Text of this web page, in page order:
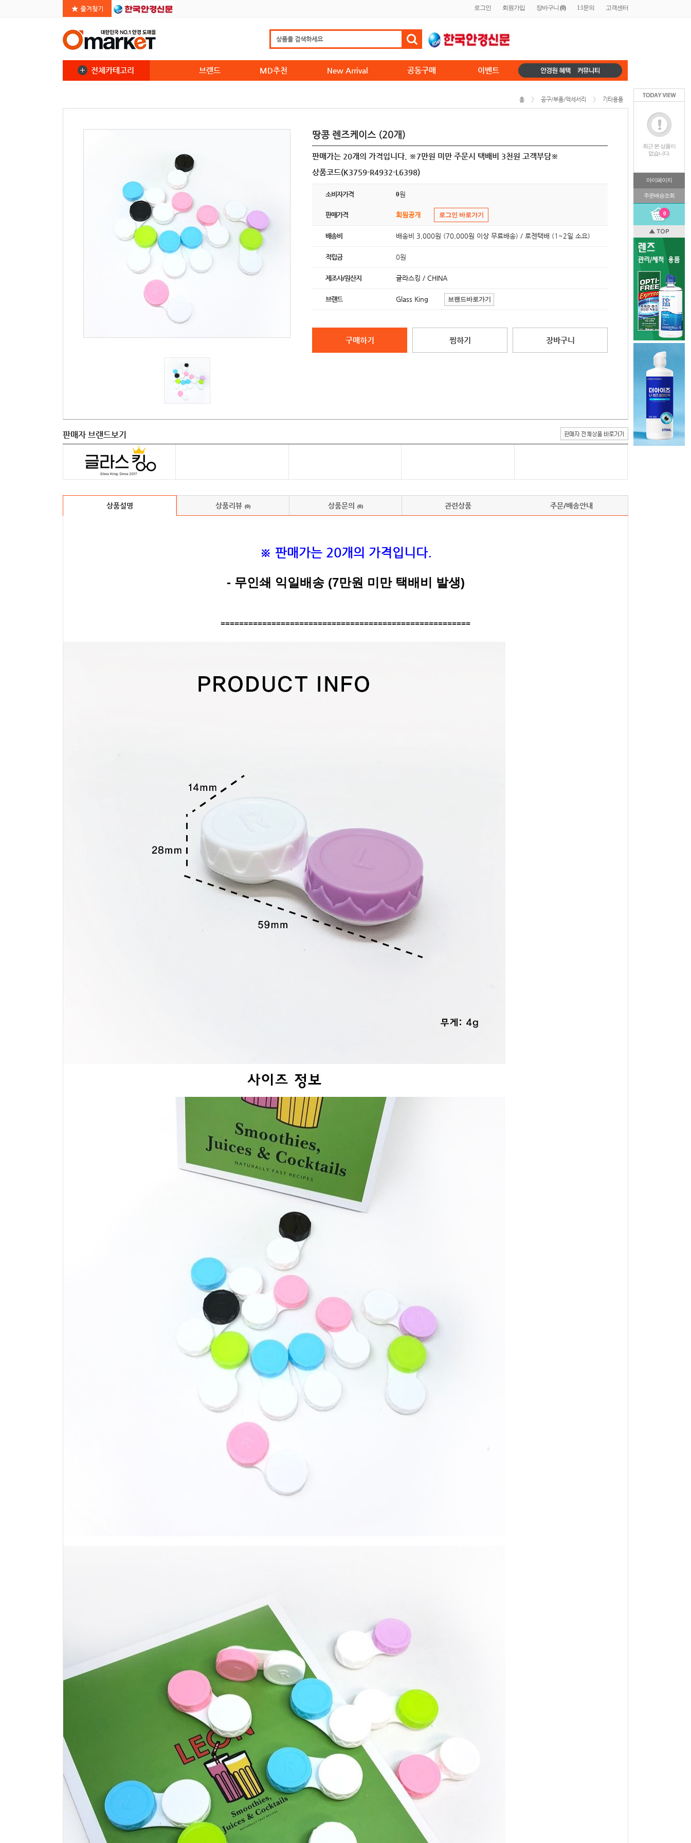
로그인 회원가입 장바구니 (0) 1:1문의 고객센터
전체카테고리 브랜드 MD추천 New Arrival 공동구매 이벤트
최근 본 상품이
없습니다.
마이페이지
주문배송조회
0
홈 > 공구/부품/액세서리 > 기타용품
땅콩 렌즈케이스 (20개)
판매가는 20개의 가격입니다. ※7만원 미만 주문시 택배비 3천원 고객부담※
상품코드(K3759-R4932-L6398)
소비자가격 0원
판매가격 회원공개 로그인 바로가기
배송비 배송비 3,000원 (70,000원 이상 무료배송) / 로젠택배 (1~2일 소요)
적립금 0원
제조사/원산지 글라스킹 / CHINA
브랜드 Glass King 브랜드바로가기
구매하기 찜하기 장바구니
판매자 브랜드보기
상품설명 상품리뷰 (0) 상품문의 (0) 관련상품 주문/배송안내
※ 판매가는 20개의 가격입니다.
- 무인쇄 익일배송 (7만원 미만 택배비 발생)
======================================================